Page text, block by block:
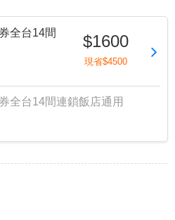
全台14間
$1600
現省$4500
全台14間連鎖飯店通用